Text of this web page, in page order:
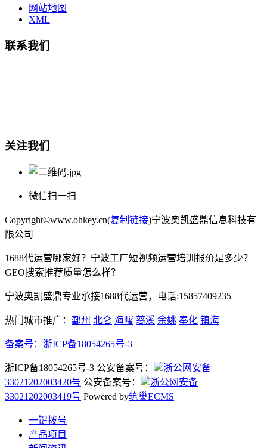
网站地图
XML
联系我们
关注我们
微信扫一扫
Copyright©www.ohkey.cn(复制链接)宁波奥凯盛鼎信息科技有
限公司
1688代运营哪家好？宁波工厂短视频运营培训报价是多少？
GEO搜索推荐质量怎么样？
宁波奥凯盛鼎专业承接1688代运营，电话:15857409235
热门城市推广： 鄞州 北仑 海曙 慈溪 余姚 奉化 镇海
备案号： 浙ICP备18054265号-3
浙ICP备18054265号-3 公安备案号：
浙公网安备
33021202003420号 公安备案号：
浙公网安备
33021202003419号 Powered by筑巢ECMS
一键拨号
产品项目